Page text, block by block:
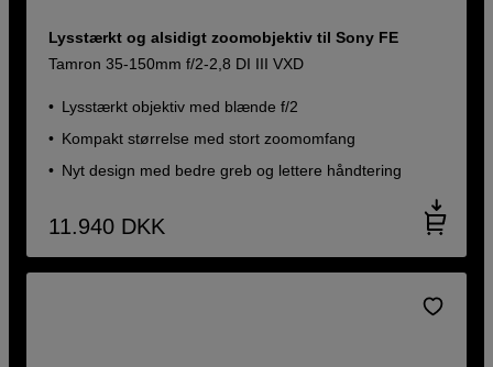
Lysstærkt og alsidigt zoomobjektiv til Sony FE
Tamron 35-150mm f/2-2,8 DI III VXD
Lysstærkt objektiv med blænde f/2
Kompakt størrelse med stort zoomomfang
Nyt design med bedre greb og lettere håndtering
11.940 DKK